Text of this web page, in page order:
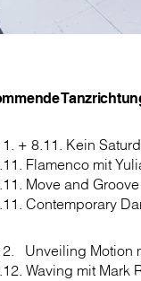
+ 8.11. Kein
Flamenco mit
Move and
Contemporary
Unveiling Motion
Waving mit Mark